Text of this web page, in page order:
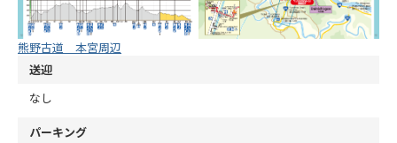
熊野古道 本宮周辺
送迎
なし
パーキング